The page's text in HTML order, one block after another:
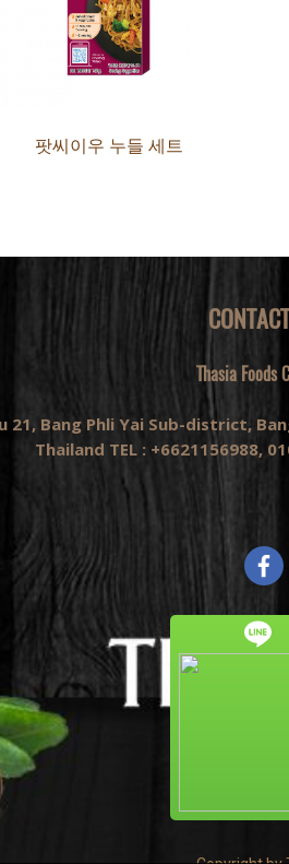
팟씨이우 누들 세트
Thasia Foods
21, Bang Phli Yai Sub-district,
Thailand TEL : +6621156988,